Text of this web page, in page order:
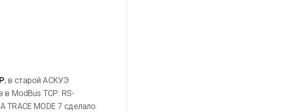
, в старой АСКУЭ
в ModBus TCP: RS-
TRACE MODE 7 сделало